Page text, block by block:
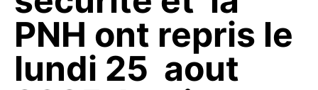
PNH ont repris le
lundi 25 aout